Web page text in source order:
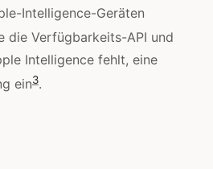
Intelligence-Geräten
die Verfügbarkeits-API und
Intelligence fehlt, eine
ein3.